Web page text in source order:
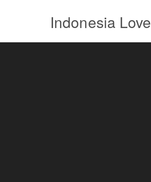
Indonesia Love